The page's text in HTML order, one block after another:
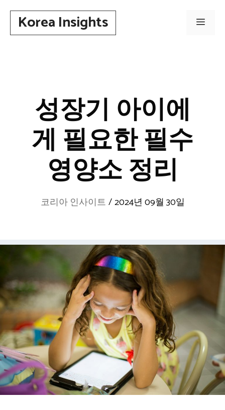
Korea Insights
메
성장기 아이에
게 필요한 필수
영양소 정리
코리아 인사이트 /2024년 09월 30일